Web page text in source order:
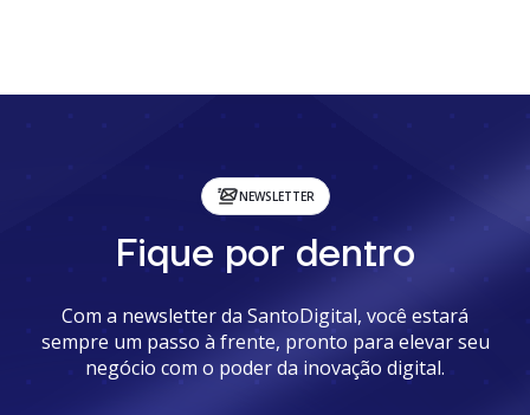
NEWSLETTER
Fique por dentro
Com a newsletter da SantoDigital, você estará
sempre um passo à frente, pronto para elevar seu
negócio com o poder da inovação digital.